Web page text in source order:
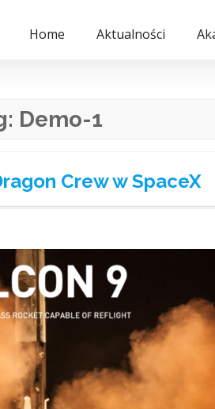
Home Aktualności
Demo-1
Crew w SpaceX